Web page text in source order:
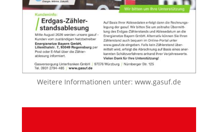
Weitere Informationen unter: www.gasuf.de